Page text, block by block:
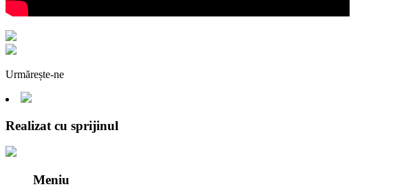
Urmărește-ne
Realizat cu sprijinul
Meniu